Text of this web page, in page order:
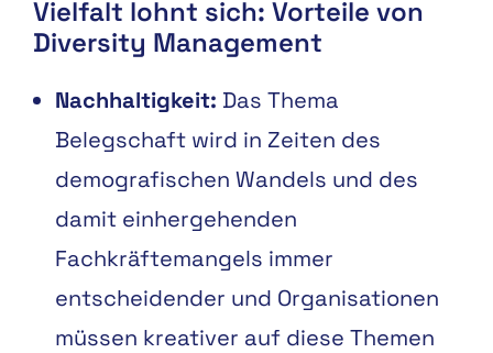
Vielfalt lohnt sich: Vorteile von
Diversity Management
Nachhaltigkeit: Das Thema
Belegschaft wird in Zeiten des
demografischen Wandels und des
damit einhergehenden
Fachkräftemangels immer
entscheidender und Organisationen
müssen kreativer auf diese Themen